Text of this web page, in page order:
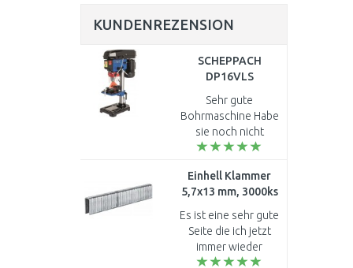
KUNDENREZENSION
SCHEPPACH
DP16VLS
Bohrmaschine
5906810901
Sehr gute
Bohrmaschine Habe
sie noch nicht
ausprobiert ..
Einhell Klammer
5,7x13 mm, 3000ks
Zubehör für
Druckluft-Tacker
4137850
Es ist eine sehr gute
Seite die ich jetzt
immer wieder
aufsuchen werde. Sie